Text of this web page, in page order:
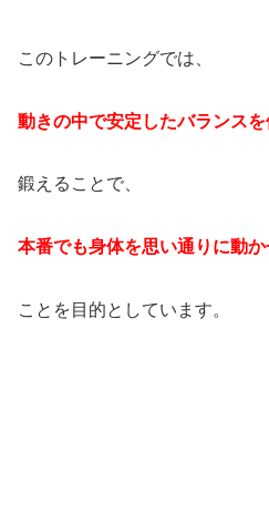
このトレーニングでは、
動きの中で安定したバランスを
鍛えることで、
本番でも身体を思い通りに動
ことを目的としています。